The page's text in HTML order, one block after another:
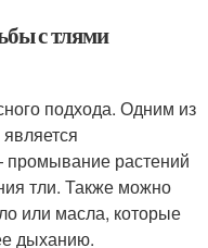
с тлями
подхода. Одним из
растений
тли. Также можно
или масла, которые
дыханию.